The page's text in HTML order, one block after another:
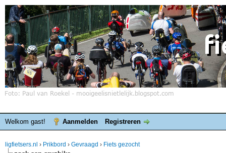
Welkom gast! Aanmelden Registreren
ligfietsers.nl › Prikbord › Gevraagd › Fiets gezocht